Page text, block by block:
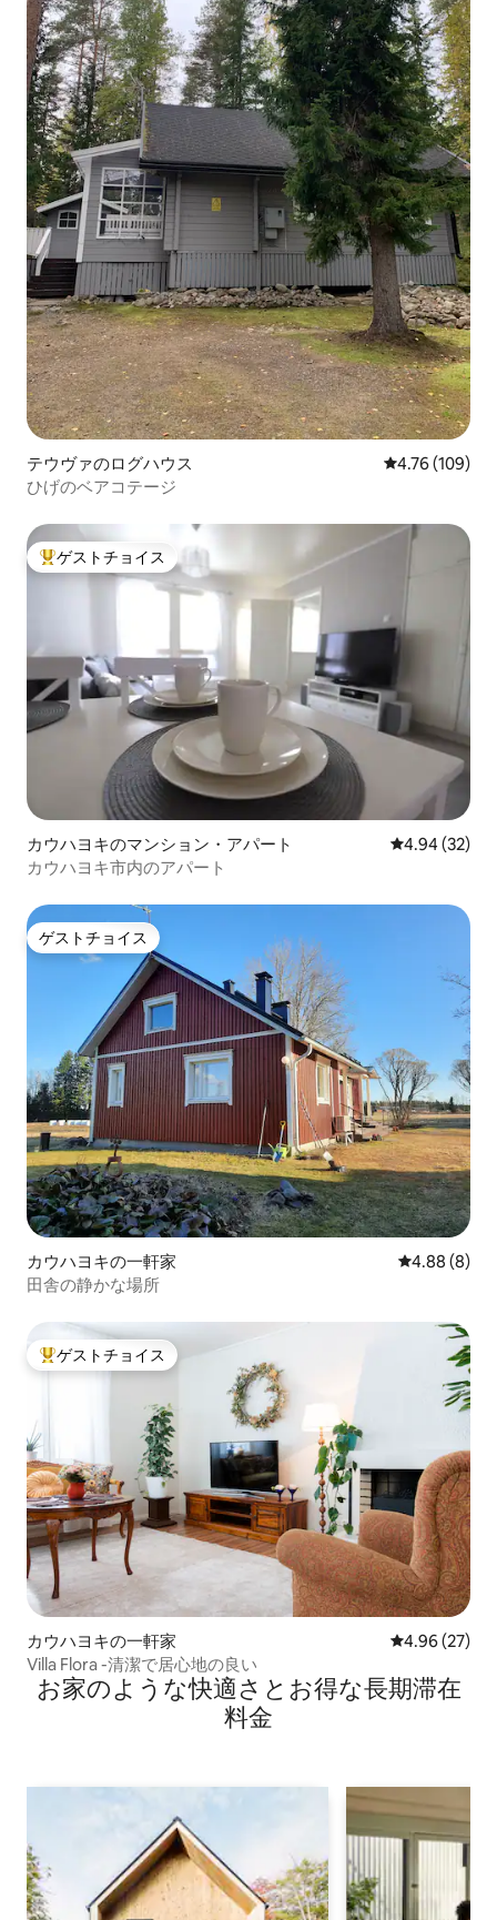
テウヴァのログハウス レビュー109
4.76 (109)
ひげのベアコテージ
大好評のゲストチョイスです。
ゲストチョイス
カウハヨキのマンション・アパート レビュー32
4.94 (32)
カウハヨキ市内のアパート
ゲストチョイス
ゲストチョイス
カウハヨキの一軒家 レビュー8件
4.88 (8)
田舎の静かな場所
大好評のゲストチョイスです。
ゲストチョイス
カウハヨキの一軒家 レビュー27
4.96 (27)
Villa Flora -清潔で居心地の良い
お家のような快⁠適⁠さ⁠とお⁠得⁠な長⁠期⁠滞⁠在
料⁠金